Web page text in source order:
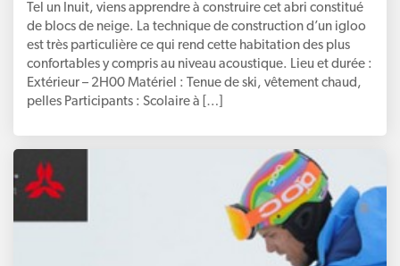
Tel un Inuit, viens apprendre à construire cet abri constitué
de blocs de neige. La technique de construction d’un igloo
est très particulière ce qui rend cette habitation des plus
confortables y compris au niveau acoustique. Lieu et durée :
Extérieur – 2H00 Matériel : Tenue de ski, vêtement chaud,
pelles Participants : Scolaire à […]